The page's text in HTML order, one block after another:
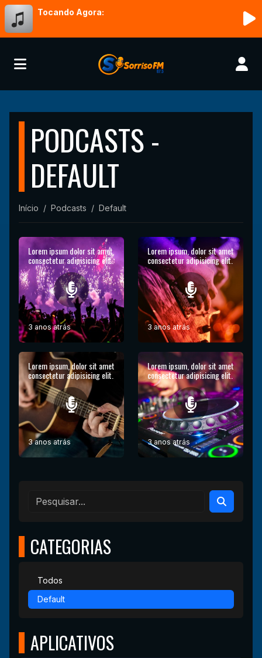
Tocando Agora:
PODCASTS -
DEFAULT
Início Podcasts Default
Lorem ipsum dolor sit amet
consectetur adipisicing elit.
3 anos atrás
Lorem ipsum, dolor sit amet
consectetur adipisicing elit.
3 anos atrás
Lorem ipsum, dolor sit amet
consectetur adipisicing elit.
3 anos atrás
Lorem ipsum, dolor sit amet
consectetur adipisicing elit.
3 anos atrás
CATEGORIAS
Todos
Default
APLICATIVOS